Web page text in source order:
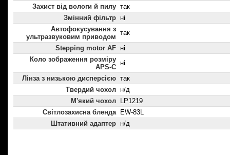
Захист від вологи й пилу так
Змінний фільтр ні
Автофокусування з
ультразвуковим приводом
так
Stepping motor AF ні
Коло зображення розміру
APS-C
ні
Лінза з низькою дисперсією так
Твердий чохол н/д
М'який чохол
LP1219
Світлозахисна бленда
EW-83L
Штативний адаптер н/д